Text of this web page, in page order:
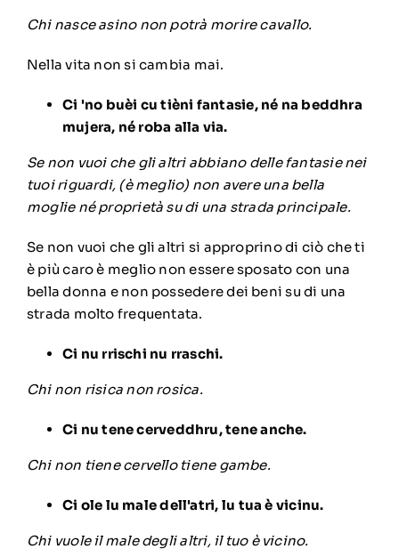
Chi nasce asino non potrà morire cavallo.
Nella vita non si cambia mai.
Ci 'no buèi cu tièni fantasie, né na beddhra
mujera, né roba alla via.
Se non vuoi che gli altri abbiano delle fantasie nei
tuoi riguardi, (è meglio) non avere una bella
moglie né proprietà su di una strada principale.
Se non vuoi che gli altri si approprino di ciò che ti
è più caro è meglio non essere sposato con una
bella donna e non possedere dei beni su di una
strada molto frequentata.
Ci nu rrischi nu rraschi.
Chi non risica non rosica.
Ci nu tene cerveddhru, tene anche.
Chi non tiene cervello tiene gambe.
Ci ole lu male dell'atri, lu tua è vicinu.
Chi vuole il male degli altri, il tuo è vicino.